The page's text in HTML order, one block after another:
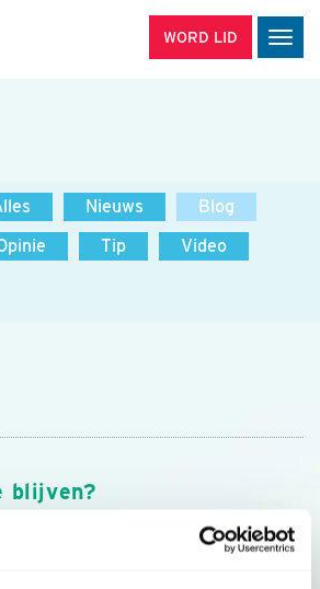
WORD LID
Nieuws
Blog
Tip
Video
blijven?
nieuws, inspiratie, acties en tips
van Vogelbescherming.